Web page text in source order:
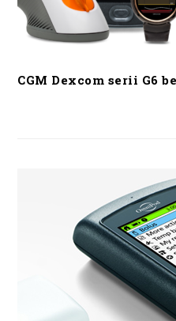
CGM Dexcom serii G6